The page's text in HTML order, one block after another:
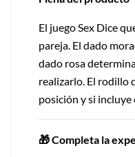
El juego Sex Dice
pareja. El dado
dado rosa
realizarlo. El rodillo
posición y si incluye
🎁 Completa la